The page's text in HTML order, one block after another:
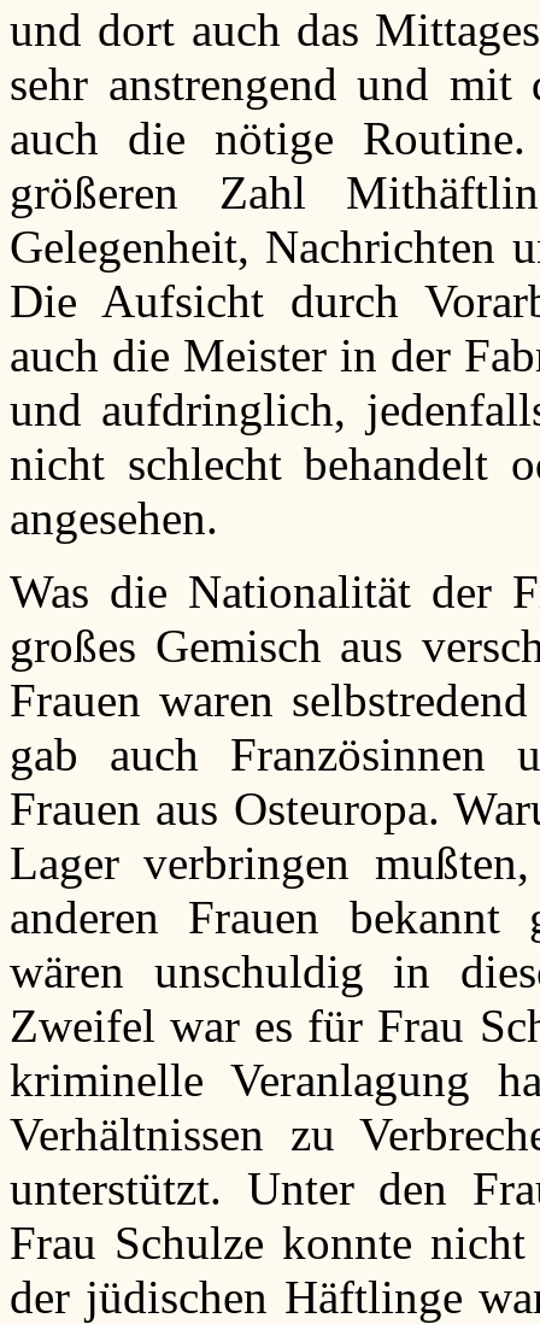
und dort auch das
sehr anstrengend und
auch die nötige
größeren Zahl
Gelegenheit, Nachrichten
Die Aufsicht durch
auch die Meister in der
und aufdringlich,
nicht schlecht behandelt
angesehen.
Was die Nationalität der
großes Gemisch aus
Frauen waren
gab auch Französinnen
Frauen aus Osteuropa.
Lager verbringen
anderen Frauen bekannt
wären unschuldig in
Zweifel war es für Frau
kriminelle Veranlagung
Verhältnissen zu
unterstützt. Unter den
Frau Schulze konnte
der jüdischen Häftlinge